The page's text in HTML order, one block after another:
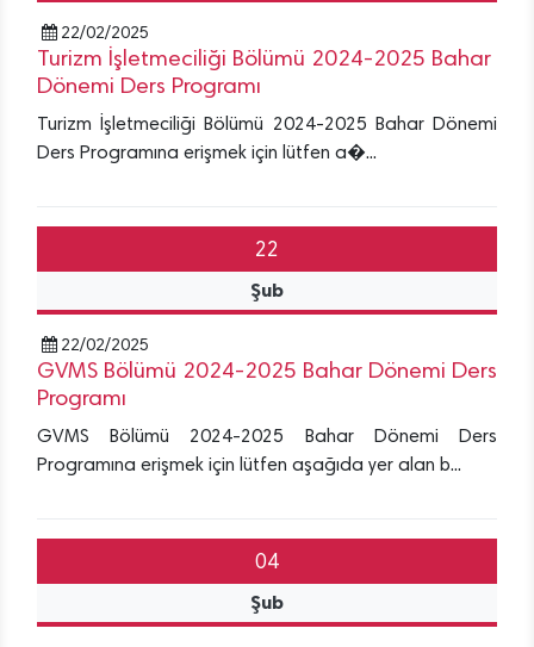
22/02/2025
Turizm İşletmeciliği Bölümü 2024-2025 Bahar
Dönemi Ders Programı
Turizm İşletmeciliği Bölümü 2024-2025 Bahar Dönemi
Ders Programına erişmek için lütfen a�...
22
Şub
22/02/2025
GVMS Bölümü 2024-2025 Bahar Dönemi Ders
Programı
GVMS Bölümü 2024-2025 Bahar Dönemi Ders
Programına erişmek için lütfen aşağıda yer alan b...
04
Şub